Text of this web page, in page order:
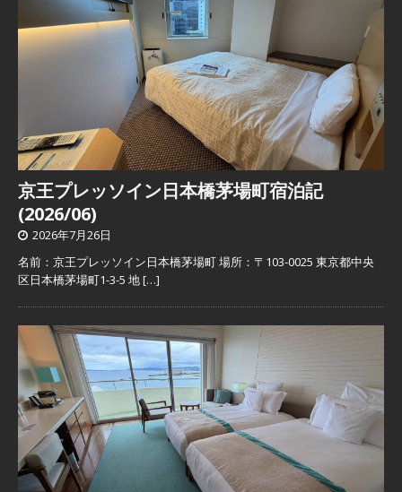
京王プレッソイン日本橋茅場町宿泊記
(2026/06)
2026年7月26日
名前：京王プレッソイン日本橋茅場町 場所：〒103-0025 東京都中央
区日本橋茅場町1-3-5 地[…]